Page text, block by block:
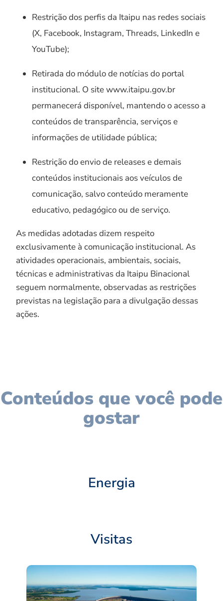
Restrição dos perfis da Itaipu nas redes sociais
(X, Facebook, Instagram, Threads, LinkedIn e
YouTube);
Retirada do módulo de notícias do portal
institucional. O site www.itaipu.gov.br
permanecerá disponível, mantendo o acesso a
conteúdos de transparência, serviços e
informações de utilidade pública;
Restrição do envio de releases e demais
conteúdos institucionais aos veículos de
comunicação, salvo conteúdo meramente
educativo, pedagógico ou de serviço.
As medidas adotadas dizem respeito
exclusivamente à comunicação institucional. As
atividades operacionais, ambientais, sociais,
técnicas e administrativas da Itaipu Binacional
seguem normalmente, observadas as restrições
previstas na legislação para a divulgação dessas
ações.
Conteúdos que você pode
gostar
Energia
Visitas